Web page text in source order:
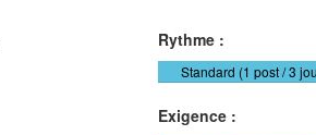
Rythme :
Standard (1 post / 3
Exigence :